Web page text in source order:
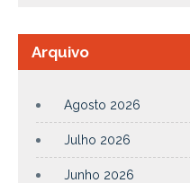
Arquivo
Agosto 2026
Julho 2026
Junho 2026